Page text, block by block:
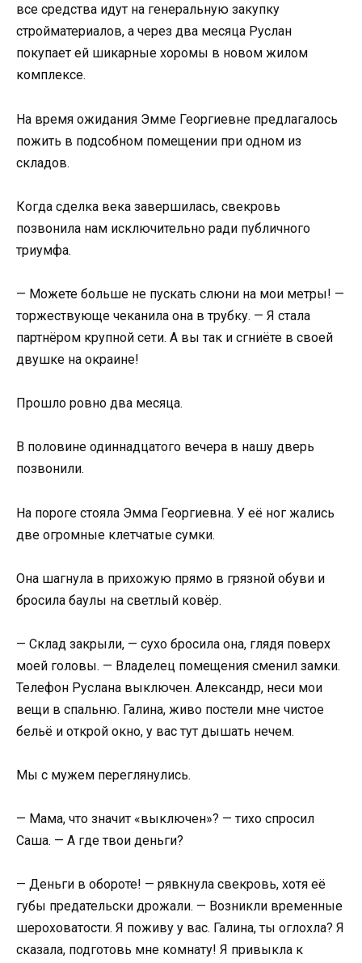
все средства идут на генеральную закупку
стройматериалов, а через два месяца Руслан
покупает ей шикарные хоромы в новом жилом
комплексе.
На время ожидания Эмме Георгиевне предлагалось
пожить в подсобном помещении при одном из
складов.
Когда сделка века завершилась, свекровь
позвонила нам исключительно ради публичного
триумфа.
— Можете больше не пускать слюни на мои метры! —
торжествующе чеканила она в трубку. — Я стала
партнёром крупной сети. А вы так и сгниёте в своей
двушке на окраине!
Прошло ровно два месяца.
В половине одиннадцатого вечера в нашу дверь
позвонили.
На пороге стояла Эмма Георгиевна. У её ног жались
две огромные клетчатые сумки.
Она шагнула в прихожую прямо в грязной обуви и
бросила баулы на светлый ковёр.
— Склад закрыли, — сухо бросила она, глядя поверх
моей головы. — Владелец помещения сменил замки.
Телефон Руслана выключен. Александр, неси мои
вещи в спальню. Галина, живо постели мне чистое
бельё и открой окно, у вас тут дышать нечем.
Мы с мужем переглянулись.
— Мама, что значит «выключен»? — тихо спросил
Саша. — А где твои деньги?
— Деньги в обороте! — рявкнула свекровь, хотя её
губы предательски дрожали. — Возникли временные
шероховатости. Я поживу у вас. Галина, ты оглохла? Я
сказала, подготовь мне комнату! Я привыкла к